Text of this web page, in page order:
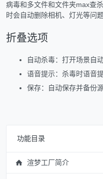
病毒和多文件和文件夹max查
时会自动删除相机、灯光等问题
折叠选项
自动杀毒：打开场景自动
语音提示：杀毒时语音提
保存：自动保存并备份源
功能目录
渲梦工厂简介